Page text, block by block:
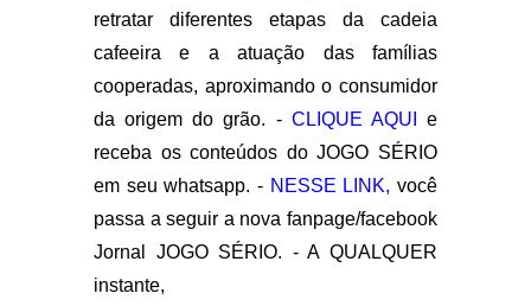
retratar diferentes etapas da cadeia
cafeeira e a atuação das famílias
cooperadas, aproximando o consumidor
da origem do grão. - CLIQUE AQUI
e
receba os conteúdos do JOGO SÉRIO
em seu whatsapp. - NESSE LINK, você
passa a seguir a nova fanpage/facebook
Jornal JOGO SÉRIO. - A QUALQUER
instante,